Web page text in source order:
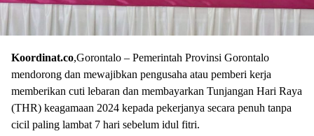
Koordinat.co,Gorontalo – Pemerintah Provinsi Gorontalo
mendorong dan mewajibkan pengusaha atau pemberi kerja
memberikan cuti lebaran dan membayarkan Tunjangan Hari Raya
(THR) keagamaan 2024 kepada pekerjanya secara penuh tanpa
cicil paling lambat 7 hari sebelum idul fitri.